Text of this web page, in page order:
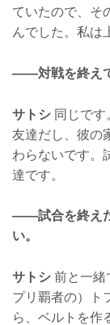
ていたので、そ
んでした。私は
——対戦を終え
サトシ 同じで
友達だし、彼の
わらないです。
達です。
——試合を終え
い。
サトシ 前と一緒
プリ覇者の）ト
ら、ベルトを作